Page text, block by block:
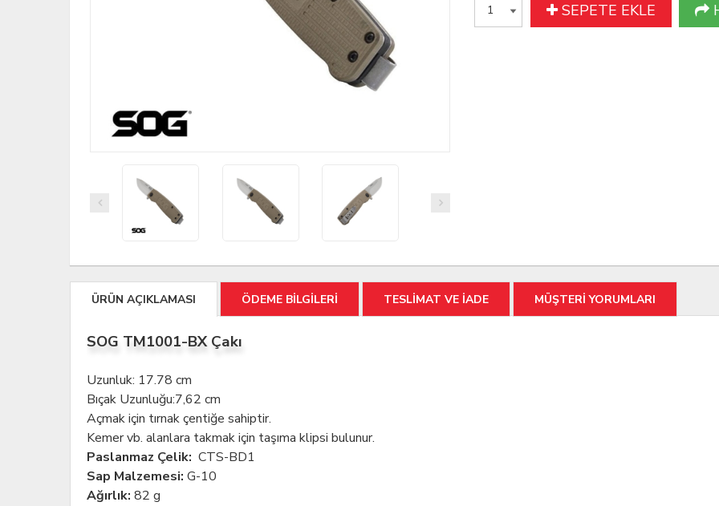
SEPETE EKLE
ÜRÜN AÇIKLAMASI ÖDEME BİLGİLERİ TESLİMAT VE İADE MÜŞTERİ YORUMLARI
SOG TM1001-BX Çakı
Uzunluk: 17.78 cm
Bıçak Uzunluğu:7,62 cm
Açmak için tırnak çentiğe sahiptir.
Kemer vb. alanlara takmak için taşıma klipsi bulunur.
Paslanmaz Çelik: CTS-BD1
Sap Malzemesi: G-10
Ağırlık: 82 g